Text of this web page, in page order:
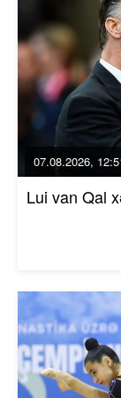
07.08.2026,
Lui van Qal